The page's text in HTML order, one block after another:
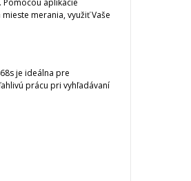
Pomocou aplikácie
merania, využiť Vaše
je ideálna pre
prácu pri vyhľadávaní